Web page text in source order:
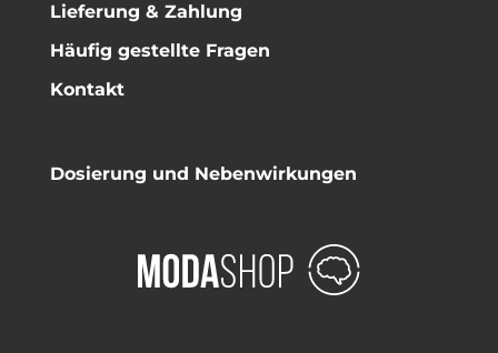
Lieferung & Zahlung
Häufig gestellte Fragen
Kontakt
Dosierung und Nebenwirkungen